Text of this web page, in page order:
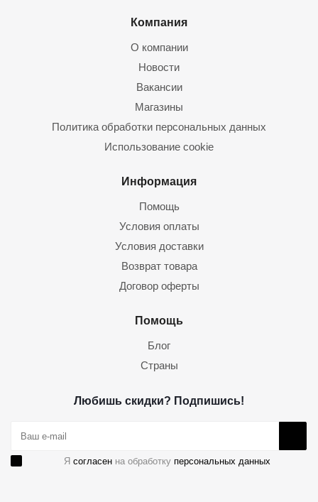
Компания
О компании
Новости
Вакансии
Магазины
Политика обработки персональных данных
Использование cookie
Информация
Помощь
Условия оплаты
Условия доставки
Возврат товара
Договор оферты
Помощь
Блог
Страны
Любишь скидки? Подпишись!
Я согласен на обработку персональных данных